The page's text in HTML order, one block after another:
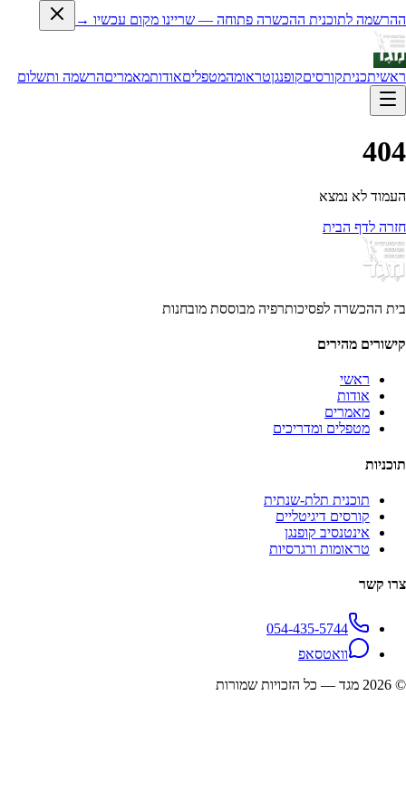
ההרשמה לתוכנית ההכשרה פתוחה — שריינו מקום עכשיו →
ראשיתכניתקורסיםקופנגןטראומהמטפליםאודותמאמריםהרשמה ותשלום
404
העמוד לא נמצא
חזרה לדף הבית
בית ההכשרה לפסיכותרפיה מבוססת מובחנות
קישורים מהירים
ראשי
אודות
מאמרים
מטפלים ומדריכים
תוכניות
תוכנית תלת-שנתית
קורסים דיגיטליים
אינטנסיב קופנגן
טראומות ורגרסיות
צרו קשר
054-435-5744
וואטסאפ
©
2026 מגד — כל הזכויות שמורות